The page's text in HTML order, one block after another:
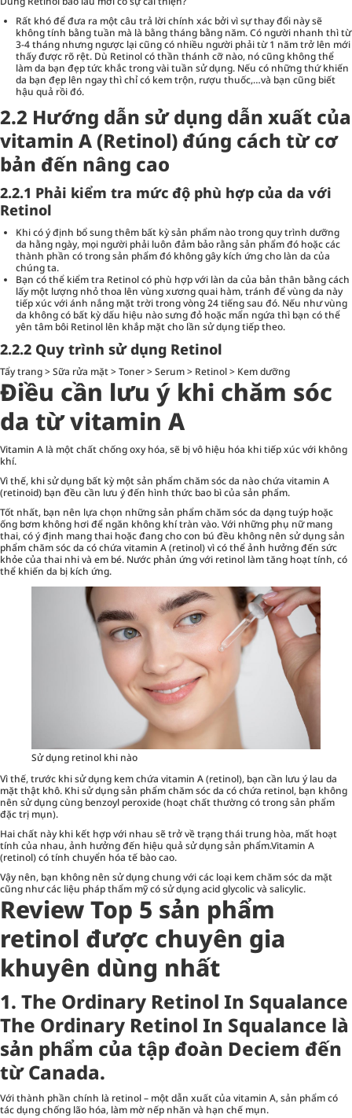
Rất khó để đưa ra một câu trả lời chính xác bởi vì sự thay đổi này sẽ
không tính bằng tuần mà là bằng tháng bằng năm. Có người nhanh thì từ
3-4 tháng nhưng ngược lại cũng có nhiều người phải từ 1 năm trở lên mới
thấy được rõ rệt. Dù Retinol có thần thánh cỡ nào, nó cũng không thể
làm da bạn đẹp tức khắc trong vài tuần sử dụng. Nếu có những thứ khiến
da bạn đẹp lên ngay thì chỉ có kem trộn, rượu thuốc,…và bạn cũng biết
hậu quả rồi đó.
2.2 Hướng dẫn sử dụng dẫn xuất của
vitamin A (Retinol) đúng cách từ cơ
bản đến nâng cao
2.2.1 Phải kiểm tra mức độ phù hợp của da với
Retinol
Khi có ý định bổ sung thêm bất kỳ sản phẩm nào trong quy trình dưỡng
da hằng ngày, mọi người phải luôn đảm bảo rằng sản phẩm đó hoặc các
thành phần có trong sản phẩm đó không gây kích ứng cho làn da của
chúng ta.
Bạn có thể kiểm tra Retinol có phù hợp với làn da của bản thân bằng cách
lấy một lượng nhỏ thoa lên vùng xương quai hàm, tránh để vùng da này
tiếp xúc với ánh nắng mặt trời trong vòng 24 tiếng sau đó. Nếu như vùng
da không có bất kỳ dấu hiệu nào sưng đỏ hoặc mẩn ngứa thì bạn có thể
yên tâm bôi Retinol lên khắp mặt cho lần sử dụng tiếp theo.
2.2.2 Quy trình sử dụng Retinol
Tẩy trang > Sữa rửa mặt > Toner > Serum > Retinol > Kem dưỡng
Điều cần lưu ý khi chăm sóc
da từ vitamin A
Vitamin A là một chất chống oxy hóa, sẽ bị vô hiệu hóa khi tiếp xúc với không
khí.
Vì thế, khi sử dụng bất kỳ một sản phẩm chăm sóc da nào chứa vitamin A
(retinoid) bạn đều cần lưu ý đến hình thức bao bì của sản phẩm.
Tốt nhất, bạn nên lựa chọn những sản phẩm chăm sóc da dạng tuýp hoặc
ống bơm không hơi để ngăn không khí tràn vào. Với những phụ nữ mang
thai, có ý định mang thai hoặc đang cho con bú đều không nên sử dụng sản
phẩm chăm sóc da có chứa vitamin A (retinol) vì có thể ảnh hưởng đến sức
khỏe của thai nhi và em bé. Nước phản ứng với retinol làm tăng hoạt tính, có
thể khiến da bị kích ứng.
Sử dụng retinol khi nào
Vì thế, trước khi sử dụng kem chứa vitamin A (retinol), bạn cần lưu ý lau da
mặt thật khô. Khi sử dụng sản phẩm chăm sóc da có chứa retinol, bạn không
nên sử dụng cùng benzoyl peroxide (hoạt chất thường có trong sản phẩm
đặc trị mụn).
Hai chất này khi kết hợp với nhau sẽ trở về trạng thái trung hòa, mất hoạt
tính của nhau, ảnh hưởng đến hiệu quả sử dụng sản phẩm.Vitamin A
(retinol) có tính chuyển hóa tế bào cao.
Vậy nên, bạn không nên sử dụng chung với các loại kem chăm sóc da mặt
cũng như các liệu pháp thẩm mỹ có sử dụng acid glycolic và salicylic.
Review Top 5 sản phẩm
retinol được chuyên gia
khuyên dùng nhất
1. The Ordinary Retinol In Squalance
The Ordinary Retinol In Squalance là
sản phẩm của tập đoàn Deciem đến
từ Canada.
Với thành phần chính là retinol – một dẫn xuất của vitamin A, sản phẩm có
tác dụng chống lão hóa, làm mờ nếp nhăn và hạn chế mụn.